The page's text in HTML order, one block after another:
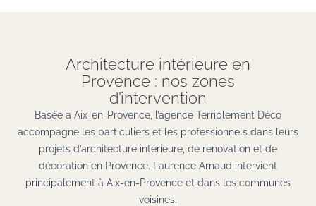
Architecture intérieure en
Provence : nos zones
d’intervention
Basée à Aix-en-Provence, l’agence Terriblement Déco
accompagne les particuliers et les professionnels dans leurs
projets d’architecture intérieure, de rénovation et de
décoration en Provence. Laurence Arnaud intervient
principalement à Aix-en-Provence et dans les communes
voisines.